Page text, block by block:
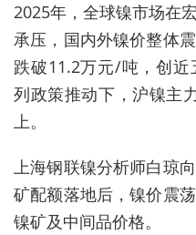
2025年，全球镍市场在
承压，国内外镍价整体
跌破11.2万元/吨，创
列政策推动下，沪镍主
上。
上海钢联镍分析师白琼
矿配额落地后，镍价震
镍矿及中间品价格。